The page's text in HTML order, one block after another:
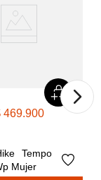
469.900
Tempo
Mujer